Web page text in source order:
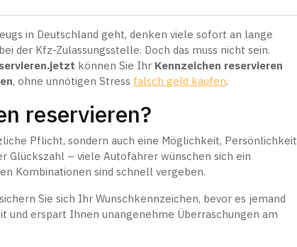
in Deutschland geht, denken viele sofort an lange
der Kfz-Zulassungsstelle. Doch das muss nicht sein.
können Sie Ihr Kennzeichen reservieren
, ohne unnötigen Stress falsch geld kaufen.
reservieren?
Pflicht, sondern auch eine Möglichkeit, Persönlichkeit
Glückszahl – viele Autofahrer wünschen sich ein
Kombinationen sind schnell vergeben.
sichern Sie sich Ihr Wunschkennzeichen, bevor es jemand
und erspart Ihnen unangenehme Überraschungen am